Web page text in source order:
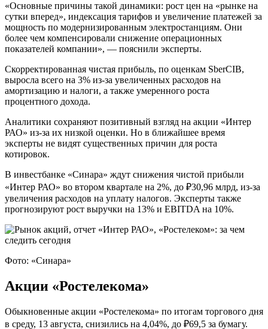
«Основные причины такой динамики: рост цен на «рынке на
сутки вперед», индексация тарифов и увеличение платежей за
мощность по модернизированным электростанциям. Они
более чем компенсировали снижение операционных
показателей компании», — пояснили эксперты.
Скорректированная чистая прибыль, по оценкам SberCIB,
выросла всего на 3% из-за увеличенных расходов на
амортизацию и налоги, а также умеренного роста
процентного дохода.
Аналитики сохраняют позитивный взгляд на акции «Интер
РАО» из-за их низкой оценки. Но в ближайшее время
эксперты не видят существенных причин для роста
котировок.
В инвестбанке «Синара» ждут снижения чистой прибыли
«Интер РАО» во втором квартале на 2%, до ₽30,96 млрд, из-за
увеличения расходов на уплату налогов. Эксперты также
прогнозируют рост выручки на 13% и EBITDA на 10%.
Фото: «Синара»
Акции «Ростелекома»
Обыкновенные акции «Ростелекома» по итогам торгового дня
в среду, 13 августа, снизились на 4,04%, до ₽69,5 за бумагу.